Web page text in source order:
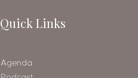
Quick Links
Agenda